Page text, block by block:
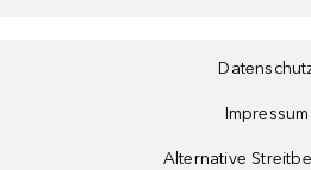
Impressum
Alternative